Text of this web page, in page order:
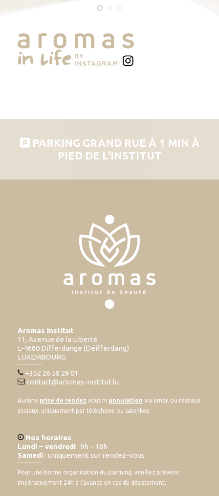
PARKING GRAND RUE À 1 MIN À
PIED DE L’INSTITUT
Aromas Institut
11, Avenue de la Liberté
L-4660 Differdange (Déifferdang)
LUXEMBOURG
+352 26 58 29 01
contact@aromas-institut.lu
Aucune prise de rendez vous ni annulation via email ou réseaux
sociaux, uniquement par téléphone ou salonkee
Nos horaires
Lundi – vendredi : 9h – 18h
Samedi : uniquement sur rendez-vous
Pour une bonne organisation du planning, veuillez prévenir
impérativement 24h à l’avance en cas de désistement.